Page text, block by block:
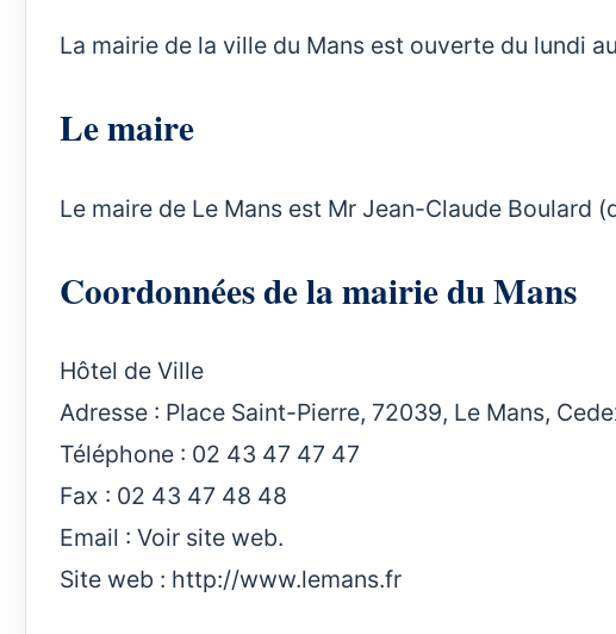
La mairie de la ville du Mans est ouverte du lundi
Le maire
Le maire de Le Mans est Mr Jean-Claude Boulard
Coordonnées de la mairie du Mans
Hôtel de Ville
Adresse : Place Saint-Pierre, 72039, Le Mans,
Téléphone : 02 43 47 47 47
Fax : 02 43 47 48 48
Email : Voir site web.
Site web : http://www.lemans.fr